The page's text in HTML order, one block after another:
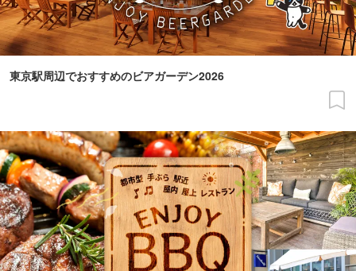
東京駅周辺でおすすめのビアガーデン2026